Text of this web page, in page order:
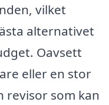
vilket
alternativet
Oavsett
eller en stor
revisor som kan